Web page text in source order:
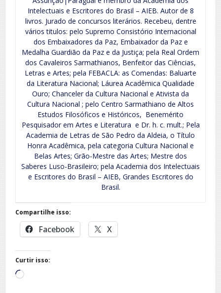
Intelectuais e Escritores do Brasil – AIEB. Autor de 8
livros. Jurado de concursos literários. Recebeu, dentre
vários titulos: pelo Supremo Consistório Internacional
dos Embaixadores da Paz, Embaixador da Paz e
Medalha Guardião da Paz e da Justiça; pela Real Ordem
dos Cavaleiros Sarmathianos, Benfeitor das Ciências,
Letras e Artes; pela FEBACLA: as Comendas: Baluarte
da Literatura Nacional; Láurea Acadêmica Qualidade
Ouro; Chanceler da Cultura Nacional e Ativista da
Cultura Nacional ; pelo Centro Sarmathiano de Altos
Estudos Filosóficos e Históricos, Benemérito
Pesquisador em Artes e Literatura e Dr. h. c. mult.; Pela
Academia de Letras de São Pedro da Aldeia, o Título
Honra Acadêmica, pela categoria Cultura Nacional e
Belas Artes; Grão-Mestre das Artes; Mestre dos
Saberes Luso-Brasileiro; pela Academia dos Intelectuais
e Escritores do Brasil – AIEB, Grandes Escritores do
Brasil.
Compartilhe isso:
Facebook X
Curtir isso:
Carregando...